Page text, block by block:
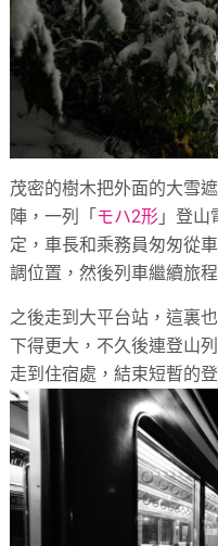
茂密的樹木把外面的大雪
陣，一列「 モハ2形 」登
定，車長和乘務員匆匆從
調位置，然後列車繼續旅程
之後走到大平台站，這裏
下得更大，不久後連登山
走到住宿處，結束短暫的